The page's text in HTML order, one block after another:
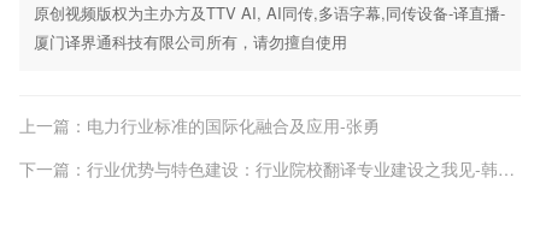
原创视频版权为主办方及TTV AI, AI同传,多语字幕,同传设备-译直播-
厦门译界通科技有限公司所有，请勿擅自使用
上一篇：电力行业标准的国际化融合及应用-张勇
下一篇：行业优势与特色建设：行业院校翻译专业建设之我见-韩子满